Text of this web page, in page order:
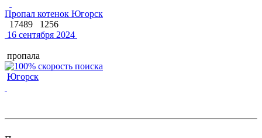
Пропал котенок Югорск
17489
1256
16 сентября 2024
пропала
Югорск